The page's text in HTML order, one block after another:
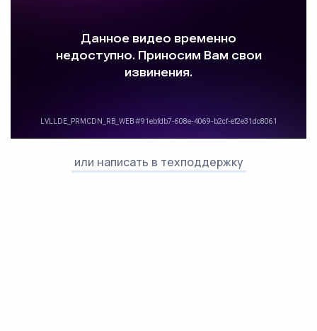
или написать в техподдержку